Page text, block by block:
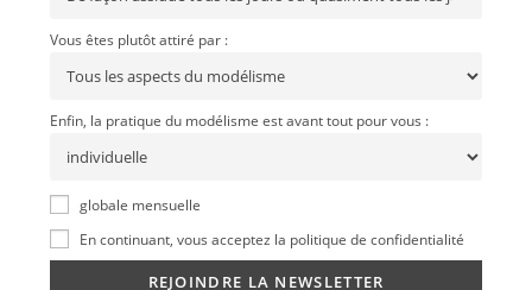
Vous êtes plutôt attiré par :
Enfin, la pratique du modélisme est avant tout pour vous :
globale mensuelle
En continuant, vous acceptez la politique de confidentialité